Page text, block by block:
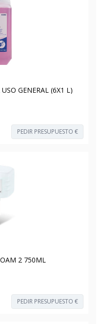
GENERAL (6X1 L)
PEDIR PRESUPUESTO €
2 750ML
PEDIR PRESUPUESTO €